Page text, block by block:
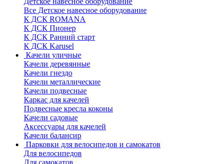
Все Детское навесное оборудование
К ДСК ROMANA
К ДСК Пионер
К ДСК Ранний старт
К ДСК Karusel
Качели уличные
Качели деревянные
Качели гнездо
Качели металлические
Качели подвесные
Каркас для качелей
Подвесные кресла коконы
Качели садовые
Аксессуары для качелей
Качели балансир
Парковки для велосипедов и самокатов
Для велосипедов
Для самокатов